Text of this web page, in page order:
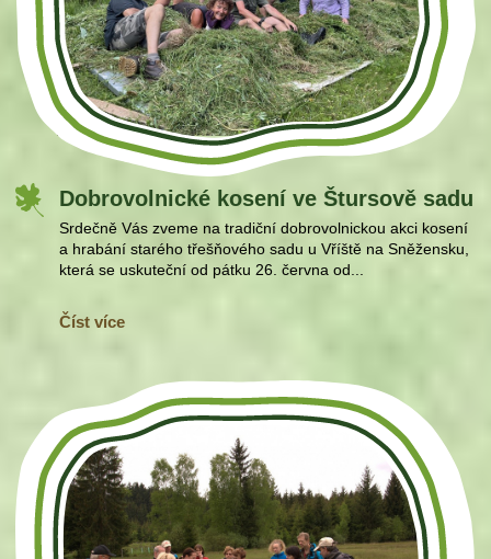
Dobrovolnické kosení ve Štursově sadu
Srdečně Vás zveme na tradiční dobrovolnickou akci kosení
a hrabání starého třešňového sadu u Vříště na Sněžensku,
která se uskuteční od pátku 26. června od...
Číst více